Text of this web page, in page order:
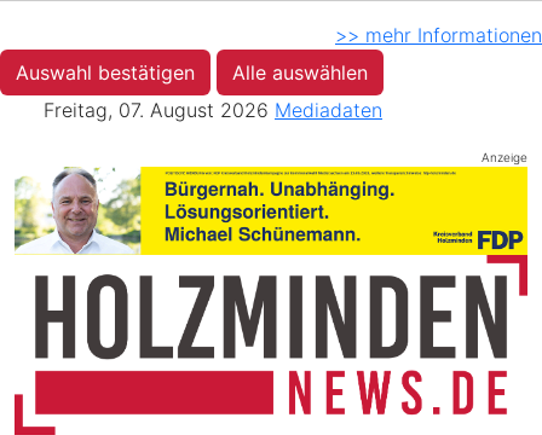
>> mehr Informationen
Auswahl bestätigen
Alle auswählen
Freitag, 07. August 2026 Mediadaten
Anzeige